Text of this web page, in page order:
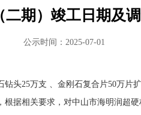
二期）竣工日期及
公示时间：2025-07-01
钻头25万支 、金刚石复合片50万片
根据相关要求，对中山市海明润超